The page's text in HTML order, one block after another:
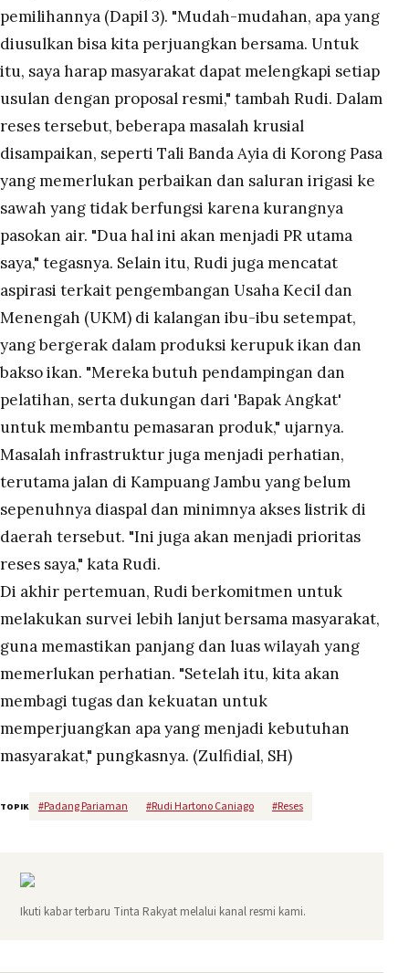
pemilihannya (Dapil 3). "Mudah-mudahan, apa yang
diusulkan bisa kita perjuangkan bersama. Untuk
itu, saya harap masyarakat dapat melengkapi setiap
usulan dengan proposal resmi," tambah Rudi. Dalam
reses tersebut, beberapa masalah krusial
disampaikan, seperti Tali Banda Ayia di Korong Pasa
yang memerlukan perbaikan dan saluran irigasi ke
sawah yang tidak berfungsi karena kurangnya
pasokan air. "Dua hal ini akan menjadi PR utama
saya," tegasnya. Selain itu, Rudi juga mencatat
aspirasi terkait pengembangan Usaha Kecil dan
Menengah (UKM) di kalangan ibu-ibu setempat,
yang bergerak dalam produksi kerupuk ikan dan
bakso ikan. "Mereka butuh pendampingan dan
pelatihan, serta dukungan dari 'Bapak Angkat'
untuk membantu pemasaran produk," ujarnya.
Masalah infrastruktur juga menjadi perhatian,
terutama jalan di Kampuang Jambu yang belum
sepenuhnya diaspal dan minimnya akses listrik di
daerah tersebut. "Ini juga akan menjadi prioritas
reses saya," kata Rudi.
Di akhir pertemuan, Rudi berkomitmen untuk
melakukan survei lebih lanjut bersama masyarakat,
guna memastikan panjang dan luas wilayah yang
memerlukan perhatian. "Setelah itu, kita akan
membagi tugas dan kekuatan untuk
memperjuangkan apa yang menjadi kebutuhan
masyarakat," pungkasnya. (Zulfidial, SH)
TOPIK #Padang Pariaman #Rudi Hartono Caniago #Reses
Ikuti kabar terbaru Tinta Rakyat melalui kanal resmi kami.